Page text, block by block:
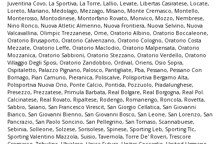
Juventina Covo, La Sportiva, La Torre, Lallio, Levate, Libertas Casiratese, Locate,
Loreto, Mariano, Medolago, Mezzago, Misano, Monte Cremasco, Montello,
Monterosso, Montodinese, Montorfano Rovato, Monvico, Mozzo, Nembrese,
Nino Ronco, Nuova Atletic Almenno, Nuova Frontiera, Nuova Selvino, Nuova
Valcavallina, Olimpic Trezzanese, Ome, Oratorio Albino, Oratorio Boccaleone,
Oratorio Brusaporto, Oratorio Calvenzano, Oratorio Cologno, Oratorio Costa
Mezzate, Oratorio Leffe, Oratorio Maclodio, Oratorio Malpensata, Oratorio
Mozzanica, Oratorio Sabbioni, Oratorio Stezzano, Oratorio Verdello, Oratorio
Villaggio Degli Sposi, Oratorio Zandobbio, Ordival, Oriens, Osio Sopra,
Ospitaletto, Palazzo Pignano, Palosco, Pantigliate, Pba, Pessano, Pessano Con
Bornago, Pian Camuno, Pieranica, Poliscalve, Polisportiva Bergamo Alta,
Polisportiva Nuova Orio, Ponte Calcio, Pontida, Pozzuolo, Pradalunghese,
Presezzo, Prezzatese, Primula Barbata, Real Bolgare, Real Borgogna, Real Pol.
Calcinatese, Real Rovato, Ripaltese, Rodengo, Romanengo, Roncola, Rovetta,
Sabbio, Saiano, San Francesco Virescit, San Giorgio Cellatica, San Giovanni
Bianco, San Giovanni Bienno, San Giovanni Bosco, San Leone, San Lorenzo, San
Pancrazio, San Paolo Soncino, San Pellegrino, San Tomaso, Scannabuese,
Sebinia, Solleone, Solzese, Sorisolese, Spinese, Sporting Leb, Sporting Tlc,
Sporting Valentino Mazzola, Suisio,Tavernola,Torre De' Roveri,Trescore